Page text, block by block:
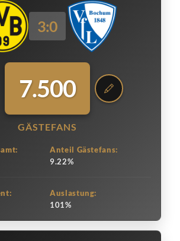
3:0
7.500
GÄSTEFANS
Anteil Gästefans:
9.22%
Auslastung:
101%